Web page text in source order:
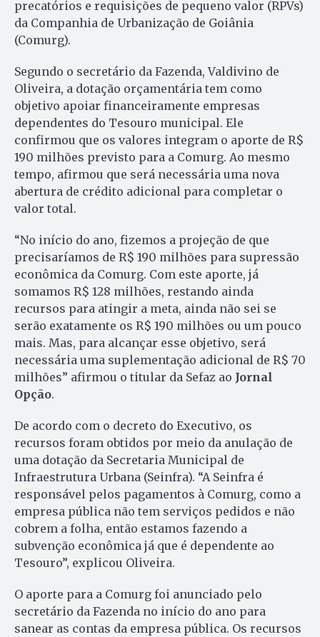
precatórios e requisições de pequeno valor (RPVs)
da Companhia de Urbanização de Goiânia
(Comurg).
Segundo o secretário da Fazenda, Valdivino de
Oliveira, a dotação orçamentária tem como
objetivo apoiar financeiramente empresas
dependentes do Tesouro municipal. Ele
confirmou que os valores integram o aporte de R$
190 milhões previsto para a Comurg. Ao mesmo
tempo, afirmou que será necessária uma nova
abertura de crédito adicional para completar o
valor total.
“No início do ano, fizemos a projeção de que
precisaríamos de R$ 190 milhões para supressão
econômica da Comurg. Com este aporte, já
somamos R$ 128 milhões, restando ainda
recursos para atingir a meta, ainda não sei se
serão exatamente os R$ 190 milhões ou um pouco
mais. Mas, para alcançar esse objetivo, será
necessária uma suplementação adicional de R$ 70
milhões” afirmou o titular da Sefaz ao Jornal
Opção.
De acordo com o decreto do Executivo, os
recursos foram obtidos por meio da anulação de
uma dotação da Secretaria Municipal de
Infraestrutura Urbana (Seinfra). “A Seinfra é
responsável pelos pagamentos à Comurg, como a
empresa pública não tem serviços pedidos e não
cobrem a folha, então estamos fazendo a
subvenção econômica já que é dependente ao
Tesouro”, explicou Oliveira.
O aporte para a Comurg foi anunciado pelo
secretário da Fazenda no início do ano para
sanear as contas da empresa pública. Os recursos